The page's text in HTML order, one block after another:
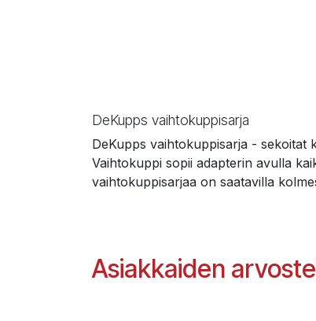
DeKupps vaihtokuppisarja
DeKupps vaihtokuppisarja - sekoitat
Vaihtokuppi sopii adapterin avulla
vaihtokuppisarjaa on saatavilla
Asiakkaiden